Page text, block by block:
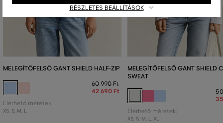
MELEGÍTŐFELSŐ GANT SHIELD HALF-ZIP
60 990 Ft
42 690 Ft
Elérhető méretek:
XS, S, M, L
MELEGÍTŐFELSŐ GANT SHIELD
SWEAT
Elérhető méretek:
XS, S, M, L, XL
RÉSZLETES BEÁLLÍTÁSOK